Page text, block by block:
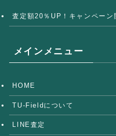
査定額20％UP！キャンペーン
メインメニュー
HOME
TU-Fieldについて
LINE査定